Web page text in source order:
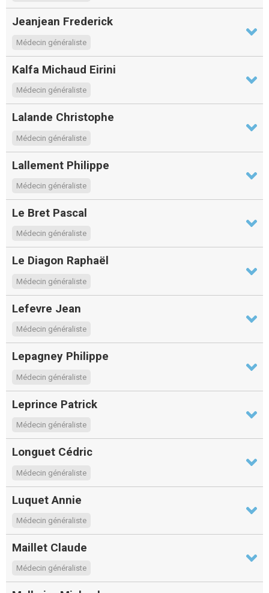
Jeanjean Frederick
Médecin généraliste
Kalfa Michaud Eirini
Médecin généraliste
Lalande Christophe
Médecin généraliste
Lallement Philippe
Médecin généraliste
Le Bret Pascal
Médecin généraliste
Le Diagon Raphaël
Médecin généraliste
Lefevre Jean
Médecin généraliste
Lepagney Philippe
Médecin généraliste
Leprince Patrick
Médecin généraliste
Longuet Cédric
Médecin généraliste
Luquet Annie
Médecin généraliste
Maillet Claude
Médecin généraliste